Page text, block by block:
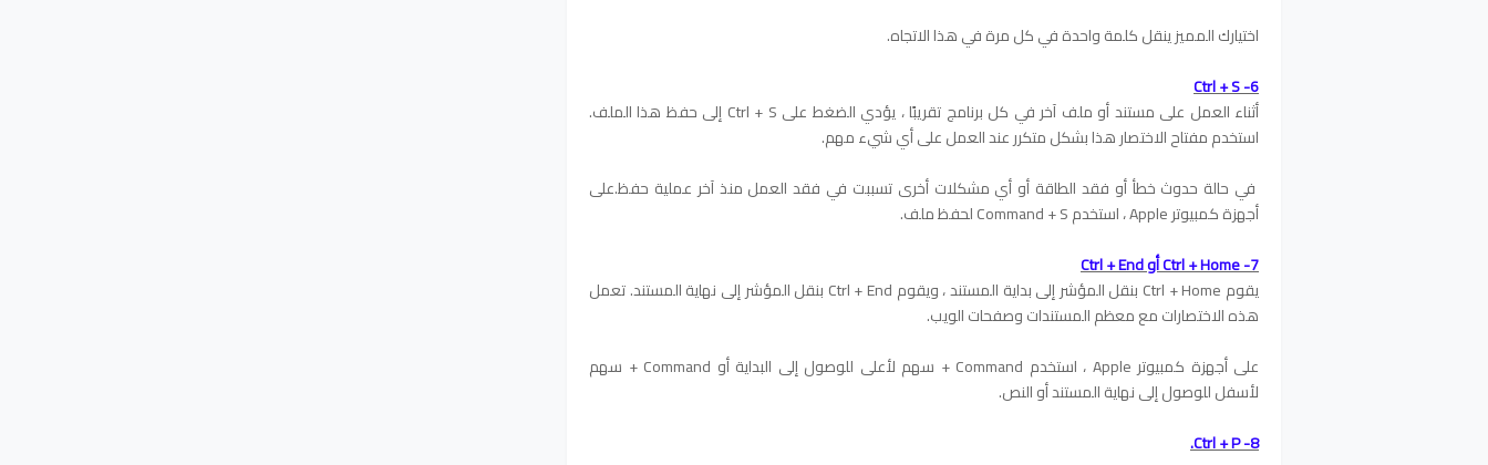
اختيارك المميز ينقل كلمة واحدة في كل مرة في هذا الاتجاه.
6- Ctrl + S
أثناء العمل على مستند أو ملف آخر في كل برنامج تقريبًا ، يؤدي الضغط على Ctrl + S إلى حفظ هذا الملف.
استخدم مفتاح الاختصار هذا بشكل متكرر عند العمل على أي شيء مهم.
في حالة حدوث خطأ أو فقد الطاقة أو أي مشكلات أخرى تسببت في فقد العمل منذ آخر عملية حفظ.على
أجهزة كمبيوتر Apple ، استخدم Command + S لحفظ ملف.
7- Ctrl + Home أو Ctrl + End
يقوم Ctrl + Home بنقل المؤشر إلى بداية المستند ، ويقوم Ctrl + End بنقل المؤشر إلى نهاية المستند. تعمل
هذه الاختصارات مع معظم المستندات وصفحات الويب.
على أجهزة كمبيوتر Apple ، استخدم Command + سهم لأعلى للوصول إلى البداية أو Command + سهم
لأسفل للوصول إلى نهاية المستند أو النص.
8- Ctrl + P.